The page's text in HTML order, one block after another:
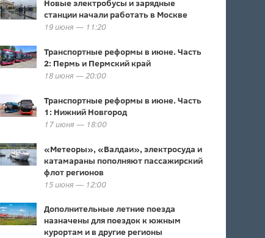
Новые электробусы и зарядные
станции начали работать в Москве
19 июня — 11:20
Транспортные реформы в июне. Часть
2: Пермь и Пермский край
18 июня — 20:00
Транспортные реформы в июне. Часть
1: Нижний Новгород
17 июня — 18:00
«Метеоры», «Валдаи», электросуда и
катамараны пополняют пассажирский
флот регионов
15 июня — 12:00
Дополнительные летние поезда
назначены для поездок к южным
курортам и в другие регионы